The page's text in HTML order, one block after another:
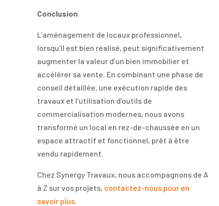
Conclusion
L’aménagement de locaux professionnel,
lorsqu’il est bien réalisé, peut significativement
augmenter la valeur d’un bien immobilier et
accélérer sa vente. En combinant une phase de
conseil détaillée, une exécution rapide des
travaux et l’utilisation d’outils de
commercialisation modernes, nous avons
transformé un local en rez-de-chaussée en un
espace attractif et fonctionnel, prêt à être
vendu rapidement.
Chez Synergy Travaux, nous accompagnons de A
à Z sur vos projets, contactez-nous pour en
savoir plus.